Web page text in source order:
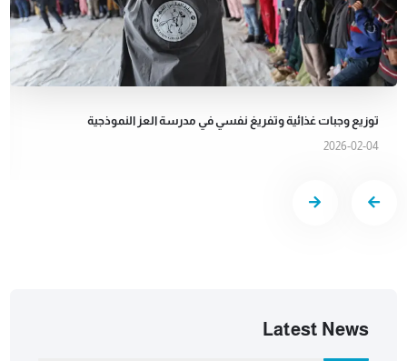
توزيع وجبات غذائية وتفريغ نفسي في مدرسة العز النموذجية
2026-02-04
Latest News